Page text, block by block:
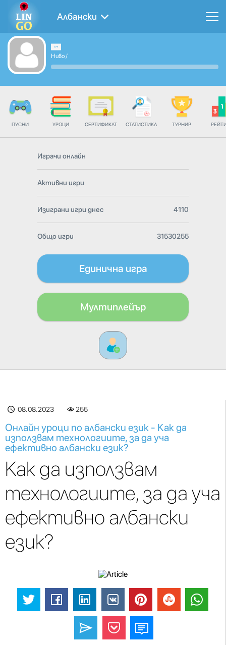
Албански
Ниво/
ПУСНИ УРОЦИ СЕРТИФИКАТ СТАТИСТИКА ТУРНИР
Играчи онлайн
Активни игри
Изиграни игри днес 4110
Общо игри 31530255
Единична игра
Мултиплейър
08.08.2023 255
Онлайн уроци по албански език - Как да
използвам технологиите, за да уча
ефективно албански език?
Как да използвам
технологиите, за да уча
ефективно албански
език?